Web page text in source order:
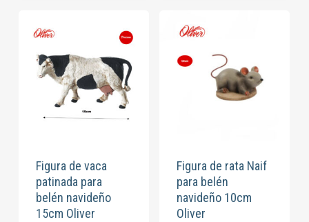
Figura de vaca
patinada para
belén navideño
15cm Oliver
Figura de rata Naif
para belén
navideño 10cm
Oliver